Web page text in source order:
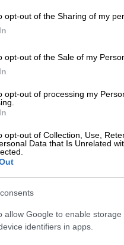
opt-out of the Sharing of my
opt-out of the Sale of my
opt-out of processing my
opt-out of Collection, Use,
Data that Is Unrelated
allow Google to enable
identifiers in apps.
χρησιμοποιώντας
Shahed σε
στρατός έχει
και ελέγχου για
Sultanστη Σαουδική
στρατιώτες
και πώς
επίθεσης μίας
περίπου 3,5